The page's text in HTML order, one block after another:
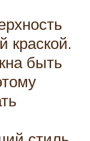
краской.
быть